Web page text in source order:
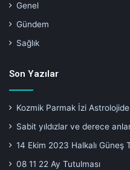
Genel
Gündem
Sağlık
Son Yazılar
Kozmik Parmak İzi
Sabit yıldızlar ve derece
14 Ekim 2023 Halkalı Güneş
08 11 22 Ay Tutulması